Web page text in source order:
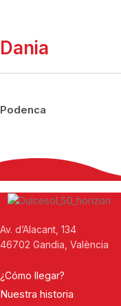
Dania
Podenca
Av. d’Alacant, 134
46702 Gandia, València
¿Cómo llegar?
Nuestra historia